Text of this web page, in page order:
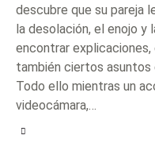
descubre que su pareja
la desolación, el enojo y
encontrar explicaciones,
también ciertos asuntos
Todo ello mientras un
videocámara,…